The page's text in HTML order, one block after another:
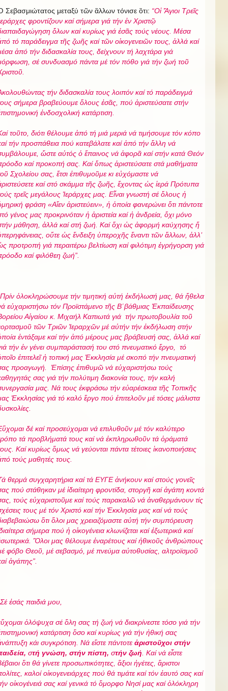
Σεβασμιώτατος μεταξύ τῶν ἂλλων τόνισε ὃτι: “Οἱ Ἅγιοι Τρεῖς
φροντίζουν καί σήμερα γιά τήν ἐν Χριστῷ
ὅλων καί κυρίως γιά ἐσᾶς τούς νέους. Μέσα
τό παράδειγμα τῆς ζωῆς καί τῶν οἰκογενειῶν τους, ἀλλά καί
ἀπό τήν διδασκαλία τους, δείχνουν τή λαχτάρα γιά
σέ συνδυασμό πάντα μέ τόν πόθο γιά τήν ζωή τοῦ
τήν διδασκαλία τους λοιπόν καί τό παράδειγμά
σήμερα βραβεύουμε ὅλους ἐσᾶς , πού ἀριστεύσατεστήν
ἐνδοσχολική κατάρτιση.
τοῦτο, διότι θέλουμε ἀπό τή μιά μεριά νά τιμήσουμε τόν κόπο
τήν προσπάθεια πού κατεβάλατεκαί ἀπό τήν ἄλλη νά
ὥστε αὐτός ὁ ἔπαινος νά ἀφορᾶ καί στήν κατά Θεόν
καί προκοπή σας. Καί ὅπως ἀριστεύσατεστά μαθήματα
Σχολείου σας , ἔτσι ἐπιθυμοῦμε κι εὐχόμαστε νά
σετεκαί στό σκάμμα τῆς ζωῆς, ἔχοντας ὡς ἱερά Πρότυπα
τρεῖς μεγάλους Ἱεράρχες μας. Εἶναι γνωστή σέ ὅλους ἡ
φράση «Αἴεν ἀριστεύειν», ἡ ὁποία φανερώνει ὅτι πάντοτε
γένος μας προκρινόταν ἡ ἀριστεία καί ἡ ἀνδρεία, ὄχι μόνο
μάθηση, ἀλλά καί στή ζωή. Καί ὄχι ὡς ἀφορμή καύχησης ἤ
ηφάνειας, οὔτε ὡς ἔνδειξη ὑπεροχῆς ἔναντι τῶν ἄλλων, ἀλλ’
προτροπή γιά περαιτέρω βελτίωση καί φιλότιμη ἐγρήγορση γιά
καί φιλόθεη ζωή”.
Πρίν ὁλοκληρώσουμε τήν τιμητική αὐτή ἐκδήλωσή μας, θά ἤθελα
εὐχαριστήσω τόν Προϊστάμενο τῆς Β΄βάθμιας Ἐκπαίδευσης
Αἰγαίου κ. Μιχαήλ Καπιωτά γιά τήν πρωτοβουλία τοῦ
τῶν Τριῶν Ἱεραρχῶν μέ αὐτήν τήν ἐκδήλωση στήν
ἐντάξαμε καί τήν ἀπό μέρους μας βράβευσή σας, ἀλλά καί
τήν ἐν γένει συμπαράστασή του στό πνευματικό ἔργο, τό
ἐπιτελεῖ ἡ τοπική μας Ἐκκλησία μέ σκοπό τήν πνευματική
προαγωγή. Ἐπίσης ἐπιθυμῶ νά εὐχαριστήσω τούς
σας γιά τήν πολύτιμη διακονία τους, τήν καλή
μας. Νά τους ἐκφράσω τήν εὐαρέσκεια τῆς Τοπικῆς
Ἐκκλησίας γιά τό καλό ἒργο πού ἐπιτελοῦν μέ τόσες μάλιστα
δέ καί προσεύχομαι νά επιλυθοῦν μέ τόν καλύτερο
τά προβλήματά τους καί νά ἐκπληρωθοῦν τά ὁράματά
Καί κυρίως ὃμως νά γεύονται πάντα τέτοιες ἱκανοποιήσεις
τούς μαθητές τους.
θερμά συγχαρητήρια καί τά ΕΥΓΕ ἀνήκουν καί στούς γονεῖς
πού στάθηκαν μέ ἱδιαίτερη φροντίδα, στοργῆ καί ἀγάπη κοντά
τούς εὐχαριστοῦμε καί τούς παρακαλῶ νά ἀναθερμάνουν τίς
τους μέ τόν Χριστό καί τήν Ἐκκλησία μας καί νά τούς
ὃτι ὃλοι μας χρειαζόμαστε αὐτή τήν συμπόρευση
σήμερα πού ἡ οἰκογένεια κλωνίζεται καί ἐξωτερικά καί
Ὃλοι μας θέλουμε ἐναρέτους καί ἠθικοῦς ἀνθρώπους
φόβο Θεοῦ, μέ σεβασμό, μέ πνεύμα αὐτοθυσίας, αλτροϊσμοῦ
ἀγάπης”.
Σέ ἐσάς παιδιά μου,
ὁλόψυχα σέ ὃλη σας τή ζωή νά διακρίνεστε τόσο γιά τήν
κατάρτιση ὂσο καί κυρίως γιά τήν ἠθική σας
κάι συγκρότιση. Νά εἲστε πάντοτεἀριστοῦχοι στήν
στή γνώση, στήν πίστη, στήν ζωή . Καί νά εἶστε
ὃτι θά γίνετε προσωπικότητες, ἂξιοι ἠγέτες, ἂριστοι
καλοί οἰκογενειάρχες πού θά τιμάτε καί τόν ἐαυτό σας καί
οἰκογένειά σας καί γενικά τό ὃμορφο Νησί μας καί ὁλόκληρη